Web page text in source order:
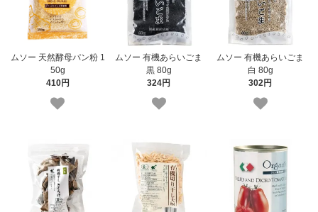
ムソー 天然酵母パン粉 1
50g
410円
ムソー 有機あらいごま
黒 80g
324円
ムソー 有機あらいごま
白 80g
302円